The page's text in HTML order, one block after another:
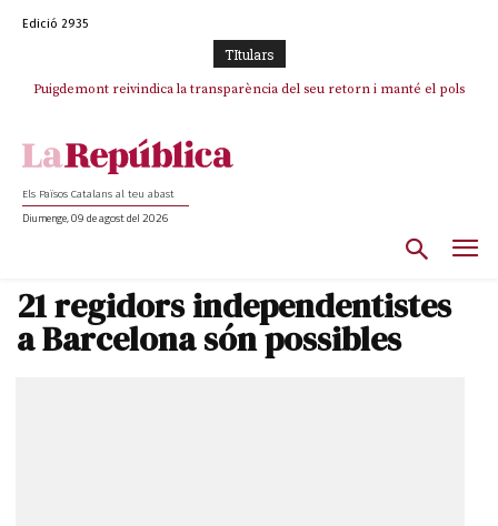
Edició 2935
TItulars
Puigdemont reivindica la transparència del seu retorn i manté el pols
Els Països Catalans al teu abast
Diumenge, 09 de agost del 2026
21 regidors independentistes
a Barcelona són possibles